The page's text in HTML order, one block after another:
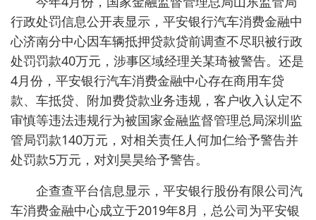
行政处罚信息公开表显示，平安银行汽车消费金融中
心济南分中心因车辆抵押贷款贷前调查不尽职被行政
处罚罚款40万元，涉事区域经理关某琦被警告。还是
4月份，平安银行汽车消费金融中心存在商用车贷
款、车抵贷、附加费贷款业务违规，客户收入认定不
审慎等违法违规行为被国家金融监督管理总局深圳监
管局罚款140万元，对相关责任人何加仁给予警告并
处罚款5万元，对刘昊昊给予警告。
企查查平台信息显示，平安银行股份有限公司汽
车消费金融中心成立于2019年8月，总公司为平安银